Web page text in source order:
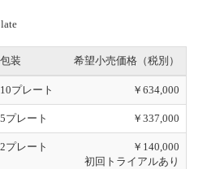
包装 希望小売価格（税別）
10プレート ￥634,000
5プレート ￥337,000
2プレート
￥140,000
初回トライアルあり